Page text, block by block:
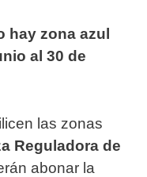
hay zona azul
al 30 de
las zonas
Reguladora de
abonar la